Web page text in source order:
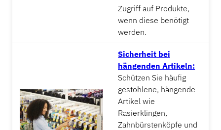
Zugriff auf Produkte,
wenn diese benötigt
werden.
Sicherheit bei
hängenden Artikeln:
Schützen Sie häufig
gestohlene, hängende
Artikel wie
Rasierklingen,
Zahnbürstenköpfe und